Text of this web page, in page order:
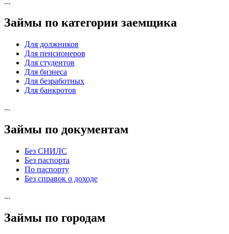
Займы по категории заемщика
Для должников
Для пенсионеров
Для студентов
Для бизнеса
Для безработных
Для банкротов
...
Займы по документам
Без СНИЛС
Без паспорта
По паспорту
Без справок о доходе
...
Займы по городам